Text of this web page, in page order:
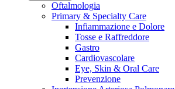
Oftalmologia
Primary & Specialty Care
Infiammazione e Dolore
Tosse e Raffreddore
Gastro
Cardiovascolare
Eye, Skin & Oral Care
Prevenzione